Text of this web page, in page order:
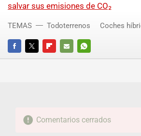
salvar sus emisiones de CO₂
FACEBOOKTWITTERFLIPBOARD
E-
WHATSAPP
TEMAS Todoterrenos Coches
Comentarios cerrados